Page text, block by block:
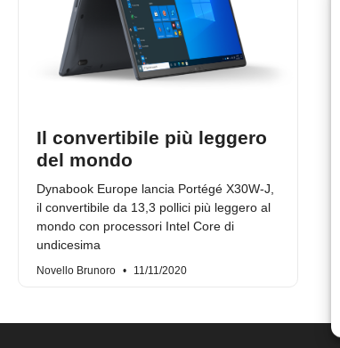
Il convertibile più leggero
del mondo
Dynabook Europe lancia Portégé X30W-J,
il convertibile da 13,3 pollici più leggero al
mondo con processori Intel Core di
undicesima
Novello Brunoro 11/11/2020